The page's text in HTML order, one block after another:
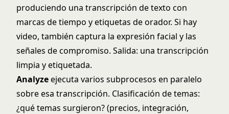
produciendo una transcripción de texto con
marcas de tiempo y etiquetas de orador. Si hay
video, también captura la expresión facial y las
señales de compromiso. Salida: una transcripción
limpia y etiquetada.
Analyzeejecuta varios subprocesos en paralelo
sobre esa transcripción. Clasificación de temas:
¿qué temas surgieron? (precios, integración,